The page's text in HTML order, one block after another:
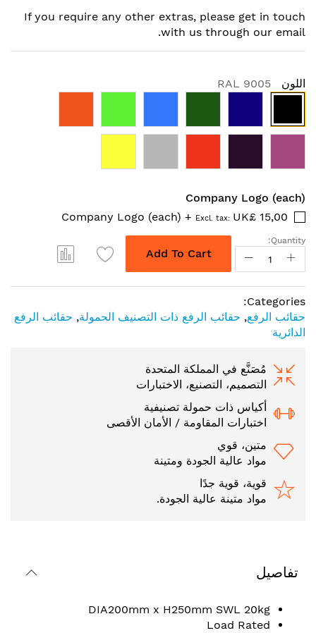
If you require any other extras, please get in touch
with us through our email.
اللون RAL 9005
Company Logo (each)
Company Logo (each) + UK£ 15,00
Quantity:
Add To Cart
Categories:
حقائب الرفع, حقائب الرفع ذات التصنيف الحمولة, حقائب الرفع
الدائرية
مُصَنَّع في المملكة المتحدة
التصميم، التصنيع، الاختبارات
أكياس ذات حمولة تصنيفية
اختبارات المقاومة / الأمان الأقصى
متين، قوي
مواد عالية الجودة ومتينة
قوية، قوية جدًا
مواد متينة عالية الجودة.
تفاصيل
DIA200mm x H250mm SWL 20kg
Load Rated